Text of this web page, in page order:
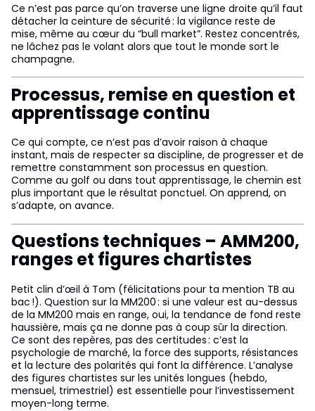
Ce n’est pas parce qu’on traverse une ligne droite qu’il faut
détacher la ceinture de sécurité : la vigilance reste de
mise, même au cœur du “bull market”. Restez concentrés,
ne lâchez pas le volant alors que tout le monde sort le
champagne.
Processus, remise en question et
apprentissage continu
Ce qui compte, ce n’est pas d’avoir raison à chaque
instant, mais de respecter sa discipline, de progresser et de
remettre constamment son processus en question.
Comme au golf ou dans tout apprentissage, le chemin est
plus important que le résultat ponctuel. On apprend, on
s’adapte, on avance.
Questions techniques – AMM200,
ranges et figures chartistes
Petit clin d’œil à Tom (félicitations pour ta mention TB au
bac !). Question sur la MM200 : si une valeur est au-dessus
de la MM200 mais en range, oui, la tendance de fond reste
haussière, mais ça ne donne pas à coup sûr la direction.
Ce sont des repères, pas des certitudes : c’est la
psychologie de marché, la force des supports, résistances
et la lecture des polarités qui font la différence. L’analyse
des figures chartistes sur les unités longues (hebdo,
mensuel, trimestriel) est essentielle pour l’investissement
moyen-long terme.